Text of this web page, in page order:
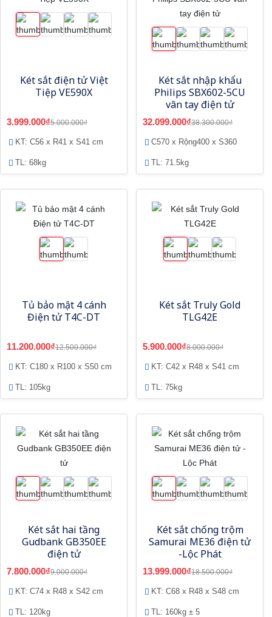
Két sắt điện tử Việt
Tiệp VE590X
3.999.000₫5.000.000₫
KT: C56 x R41 x S41 cm
TL: 68kg
Két sắt nhập khẩu
Philips SBX602-5CU
vân tay điện tử
32.099.000₫38.300.000₫
C570 x Rộng400 x S360
TL: 71.5kg
Tủ bảo mật 4 cánh
Điện tử T4C-DT
11.200.000₫12.500.000₫
KT: C180 x R100 x S50 cm
TL: 105kg
Két sắt Truly Gold
TLG42E
5.900.000₫8.000.000₫
KT: C42 x R48 x S41 cm
TL: 75kg
Két sắt hai tầng
Gudbank GB350EE
điện tử
7.800.000₫9.000.000₫
KT: C74 x R48 x S42 cm
TL: 120kg
Két sắt chống trộm
Samurai ME36 điện tử
-Lộc Phát
13.999.000₫18.500.000₫
KT: C68 x R48 x S48 cm
TL: 160kg ± 5